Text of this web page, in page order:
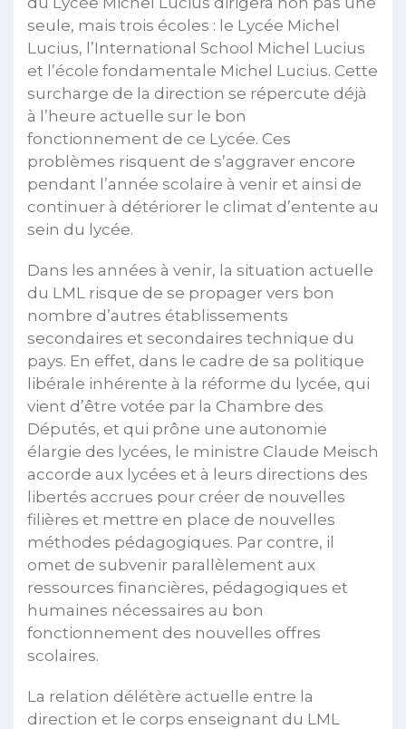
seule, mais trois écoles : le Lycée Michel
Lucius, l’International School Michel Lucius
et l’école fondamentale Michel Lucius. Cette
surcharge de la direction se répercute déjà
à l’heure actuelle sur le bon
fonctionnement de ce Lycée. Ces
problèmes risquent de s’aggraver encore
pendant l’année scolaire à venir et ainsi de
continuer à détériorer le climat d’entente au
sein du lycée.
Dans les années à venir, la situation actuelle
du LML risque de se propager vers bon
nombre d’autres établissements
secondaires et secondaires technique du
pays. En effet, dans le cadre de sa politique
libérale inhérente à la réforme du lycée, qui
vient d’être votée par la Chambre des
Députés, et qui prône une autonomie
élargie des lycées, le ministre Claude Meisch
accorde aux lycées et à leurs directions des
libertés accrues pour créer de nouvelles
filières et mettre en place de nouvelles
méthodes pédagogiques. Par contre, il
omet de subvenir parallèlement aux
ressources financières, pédagogiques et
humaines nécessaires au bon
fonctionnement des nouvelles offres
scolaires.
La relation délétère actuelle entre la
direction et le corps enseignant du LML